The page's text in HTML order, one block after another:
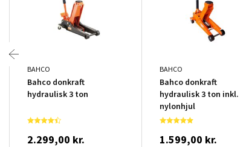
BAHCO
Bahco donkraft
hydraulisk 3 ton
2.299,00 kr.
BAHCO
Bahco donkraft
hydraulisk 3 ton inkl.
nylonhjul
1.599,00 kr.